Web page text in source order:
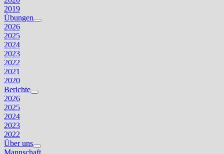
2019
Übungen
Untermenü
2026
2025
2024
2023
2022
2021
2020
Berichte
Untermenü
2026
2025
2024
2023
2022
Über uns
Untermenü
Mannschaft